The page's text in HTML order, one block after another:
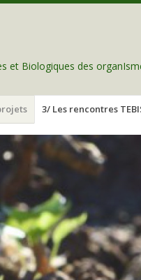
et Biologiques des
3/ Les rencontres